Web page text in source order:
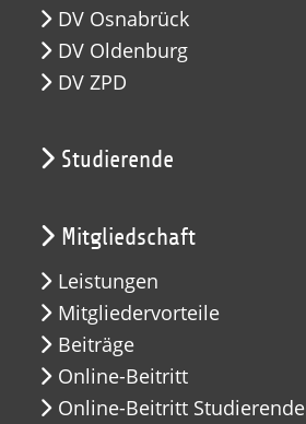
DV Osnabrück
DV Oldenburg
DV ZPD
Studierende
Mitgliedschaft
Leistungen
Mitgliedervorteile
Beiträge
Online-Beitritt
Online-Beitritt Studierende